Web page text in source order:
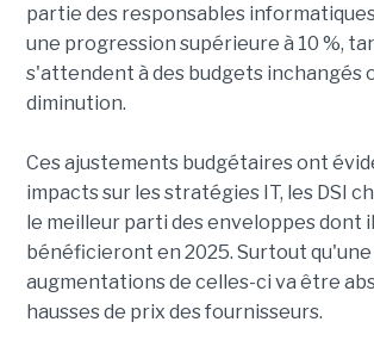
partie des responsables
une progression supérieure à 10 %,
s'attendent à des budgets inchangés
diminution.
Ces ajustements budgétaires ont
impacts sur les stratégies IT, les DSI
le meilleur parti des enveloppes dont
bénéficieront en 2025. Surtout
augmentations de celles-ci va être
hausses de prix des fournisseurs.